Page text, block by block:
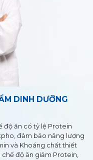
DINH DƯỠNG
độ ăn có tỷ lệ Protein
đảm bảo năng lượng
và Khoáng chất thiết
độ ăn giảm Protein,